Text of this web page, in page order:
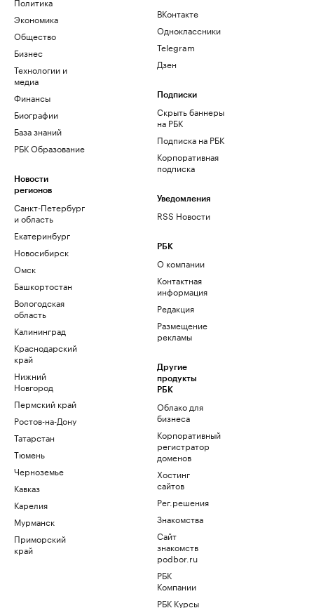
Экономика
Общество
Бизнес
Технологии и
медиа
Финансы
Биографии
База знаний
РБК Образование
Новости
регионов
Санкт-Петербург
и область
Екатеринбург
Новосибирск
Омск
Башкортостан
Вологодская
область
Калининград
Краснодарский
край
Нижний
Новгород
Пермский край
Ростов-на-Дону
Татарстан
Тюмень
Черноземье
Кавказ
Карелия
Мурманск
Приморский
край
ВКонтакте
Одноклассники
Telegram
Дзен
Подписки
Скрыть баннеры
на РБК
Подписка на РБК
Корпоративная
подписка
Уведомления
RSS Новости
РБК
О компании
Контактная
информация
Редакция
Размещение
рекламы
Другие
продукты
РБК
Облако для
бизнеса
Корпоративный
регистратор
доменов
Хостинг
сайтов
Рег.решения
Знакомства
Сайт
знакомств
podbor.ru
РБК
Компании
РБК Курсы